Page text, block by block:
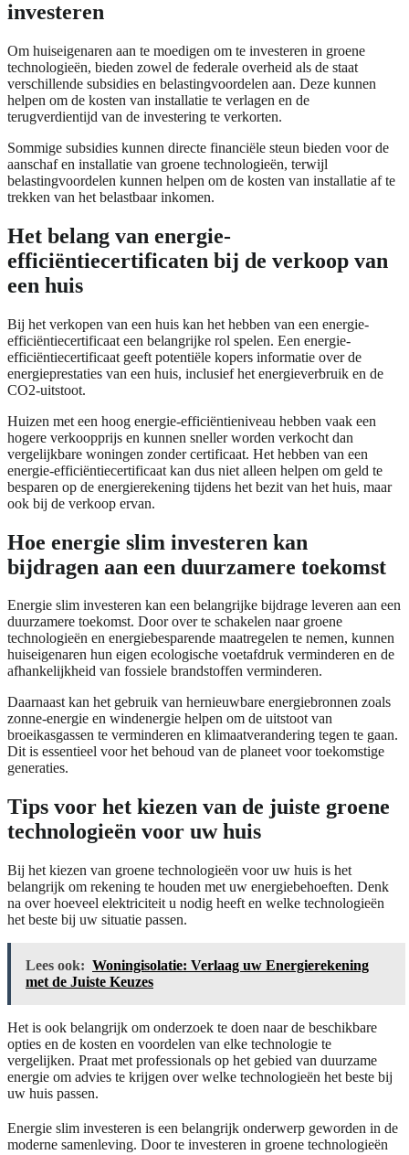
investeren
Om huiseigenaren aan te moedigen om te investeren in groene
technologieën, bieden zowel de federale overheid als de staat
verschillende subsidies en belastingvoordelen aan. Deze kunnen
helpen om de kosten van installatie te verlagen en de
terugverdientijd van de investering te verkorten.
Sommige subsidies kunnen directe financiële steun bieden voor de
aanschaf en installatie van groene technologieën, terwijl
belastingvoordelen kunnen helpen om de kosten van installatie af te
trekken van het belastbaar inkomen.
Het belang van energie-
efficiëntiecertificaten bij de verkoop van
een huis
Bij het verkopen van een huis kan het hebben van een energie-
efficiëntiecertificaat een belangrijke rol spelen. Een energie-
efficiëntiecertificaat geeft potentiële kopers informatie over de
energieprestaties van een huis, inclusief het energieverbruik en de
CO2-uitstoot.
Huizen met een hoog energie-efficiëntieniveau hebben vaak een
hogere verkoopprijs en kunnen sneller worden verkocht dan
vergelijkbare woningen zonder certificaat. Het hebben van een
energie-efficiëntiecertificaat kan dus niet alleen helpen om geld te
besparen op de energierekening tijdens het bezit van het huis, maar
ook bij de verkoop ervan.
Hoe energie slim investeren kan
bijdragen aan een duurzamere toekomst
Energie slim investeren kan een belangrijke bijdrage leveren aan een
duurzamere toekomst. Door over te schakelen naar groene
technologieën en energiebesparende maatregelen te nemen, kunnen
huiseigenaren hun eigen ecologische voetafdruk verminderen en de
afhankelijkheid van fossiele brandstoffen verminderen.
Daarnaast kan het gebruik van hernieuwbare energiebronnen zoals
zonne-energie en windenergie helpen om de uitstoot van
broeikasgassen te verminderen en klimaatverandering tegen te gaan.
Dit is essentieel voor het behoud van de planeet voor toekomstige
generaties.
Tips voor het kiezen van de juiste groene
technologieën voor uw huis
Bij het kiezen van groene technologieën voor uw huis is het
belangrijk om rekening te houden met uw energiebehoeften. Denk
na over hoeveel elektriciteit u nodig heeft en welke technologieën
het beste bij uw situatie passen.
Lees ook: Woningisolatie: Verlaag uw Energierekening
met de Juiste Keuzes
Het is ook belangrijk om onderzoek te doen naar de beschikbare
opties en de kosten en voordelen van elke technologie te
vergelijken. Praat met professionals op het gebied van duurzame
energie om advies te krijgen over welke technologieën het beste bij
uw huis passen.
Energie slim investeren is een belangrijk onderwerp geworden in de
moderne samenleving. Door te investeren in groene technologieën